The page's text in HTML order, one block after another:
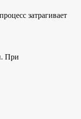
затрагивает
При